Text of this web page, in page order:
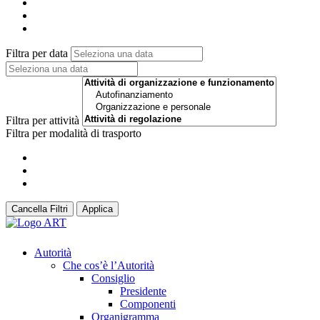
Filtra per data
Filtra per attività
Filtra per modalità di trasporto
Cancella Filtri Applica
Autorità
Che cos’è l’Autorità
Consiglio
Presidente
Componenti
Organigramma